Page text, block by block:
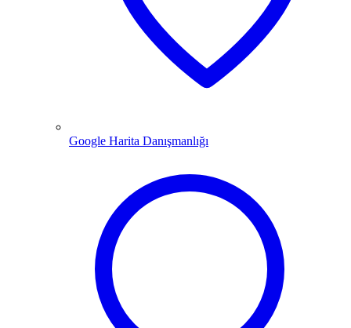
Google Harita Danışmanlığı